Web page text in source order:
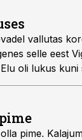
vallutas
selle eest
oli lukus kuni
ma
pime.